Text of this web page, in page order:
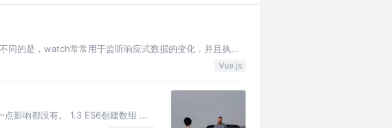
的是，watch常常用于监听响应式数据的变化，并且执行
Vue.js
影响都没有。 1.3 ES6创建数组 定